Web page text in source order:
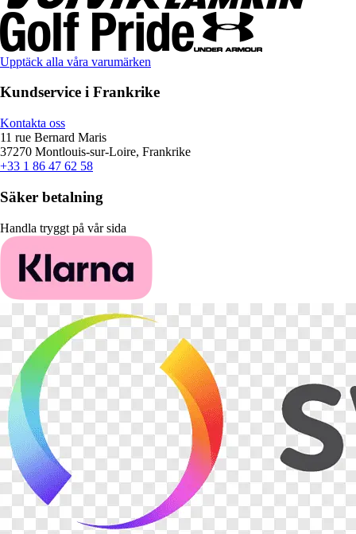
Upptäck alla våra varumärken
Kundservice i Frankrike
Kontakta oss
11 rue Bernard Maris
37270 Montlouis-sur-Loire, Frankrike
+33 1 86 47 62 58
Säker betalning
Handla tryggt på vår sida